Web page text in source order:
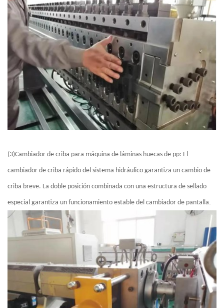
(3)Cambiador de criba para máquina de láminas huecas de pp: El
cambiador de criba rápido del sistema hidráulico garantiza un cambio de
criba breve. La doble posición combinada con una estructura de sellado
especial garantiza un funcionamiento estable del cambiador de pantalla.